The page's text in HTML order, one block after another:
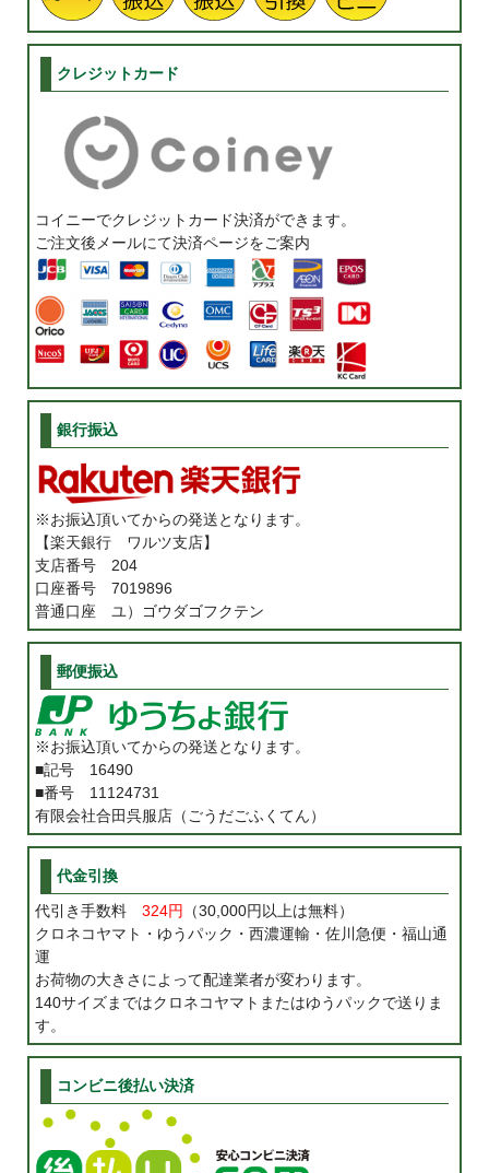
クレジットカード
コイニーでクレジットカード決済ができます。
ご注文後メールにて決済ページをご案内
銀行振込
※お振込頂いてからの発送となります。
【楽天銀行 ワルツ支店】
支店番号 204
口座番号 7019896
普通口座 ユ）ゴウダゴフクテン
郵便振込
※お振込頂いてからの発送となります。
■記号 16490
■番号 11124731
有限会社合田呉服店（ごうだごふくてん）
代金引換
代引き手数料 324円
（30,000円以上は無料）
クロネコヤマト・ゆうパック・西濃運輸・佐川急便・福山通
運
お荷物の大きさによって配達業者が変わります。
140サイズまではクロネコヤマトまたはゆうパックで送りま
す。
コンビニ後払い決済